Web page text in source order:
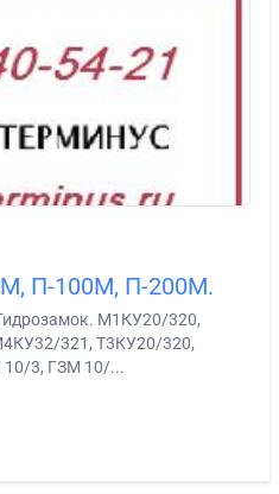
П-100М, П-200М.
М1КУ20/320,
321, Т3КУ20/320,
3, ГЗМ 10/...